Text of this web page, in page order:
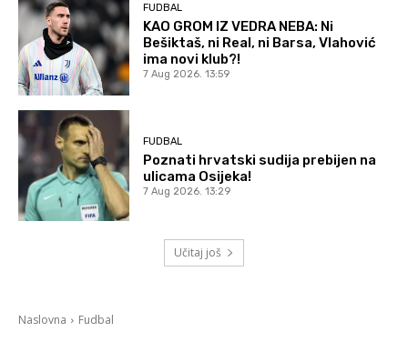
FUDBAL
KAO GROM IZ VEDRA NEBA: Ni
Bešiktaš, ni Real, ni Barsa, Vlahović
ima novi klub?!
7 Aug 2026. 13:59
FUDBAL
Poznati hrvatski sudija prebijen na
ulicama Osijeka!
7 Aug 2026. 13:29
Učitaj još